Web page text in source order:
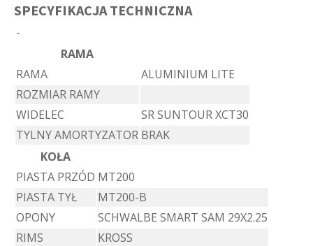
SPECYFIKACJA TECHNICZNA
-
RAMA
RAMA
ALUMINIUM LITE
ROZMIAR RAMY
WIDELEC
SR SUNTOUR XCT30
TYLNY AMORTYZATOR BRAK
KOŁA
PIASTA PRZÓD MT200
PIASTA TYŁ
MT200-B
OPONY
SCHWALBE SMART SAM 29X2.25
RIMS
KROSS